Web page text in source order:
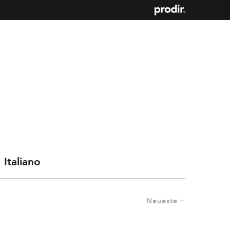
Italiano
Neueste